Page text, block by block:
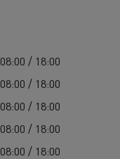
08:00 / 18:00
08:00 / 18:00
08:00 / 18:00
08:00 / 18:00
08:00 / 18:00